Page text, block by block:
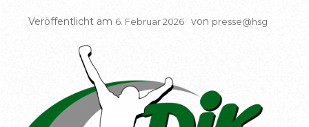
Veröffentlicht am 6. Februar 2026 von presse@hsg